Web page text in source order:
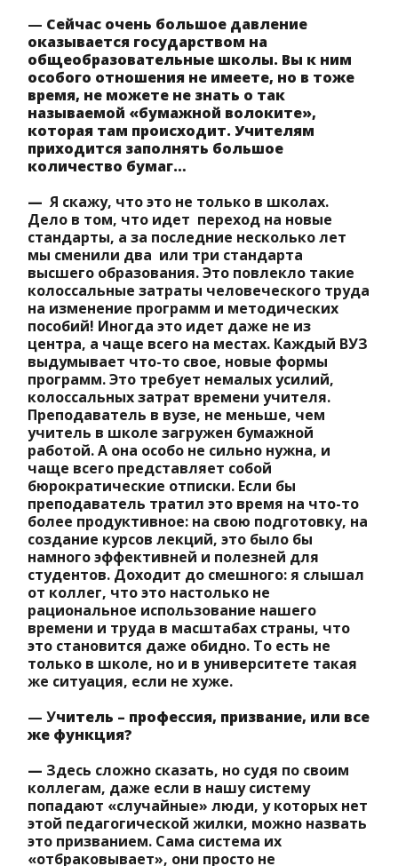
— Сейчас очень большое давление
оказывается государством на
общеобразовательные школы. Вы к ним
особого отношения не имеете, но в тоже
время, не можете не знать о так
называемой «бумажной волоките»,
которая там происходит. Учителям
приходится заполнять большое
количество бумаг…
— Я скажу, что это не только в школах.
Дело в том, что идет переход на новые
стандарты, а за последние несколько лет
мы сменили два или три стандарта
высшего образования. Это повлекло такие
колоссальные затраты человеческого труда
на изменение программ и методических
пособий! Иногда это идет даже не из
центра, а чаще всего на местах. Каждый ВУЗ
выдумывает что-то свое, новые формы
программ. Это требует немалых усилий,
колоссальных затрат времени учителя.
Преподаватель в вузе, не меньше, чем
учитель в школе загружен бумажной
работой. А она особо не сильно нужна, и
чаще всего представляет собой
бюрократические отписки. Если бы
преподаватель тратил это время на что-то
более продуктивное: на свою подготовку, на
создание курсов лекций, это было бы
намного эффективней и полезней для
студентов. Доходит до смешного: я слышал
от коллег, что это настолько не
рациональное использование нашего
времени и труда в масштабах страны, что
это становится даже обидно. То есть не
только в школе, но и в университете такая
же ситуация, если не хуже.
— Учитель – профессия, призвание, или все
же функция?
— Здесь сложно сказать, но судя по своим
коллегам, даже если в нашу систему
попадают «случайные» люди, у которых нет
этой педагогической жилки, можно назвать
это призванием. Сама система их
«отбраковывает», они просто не